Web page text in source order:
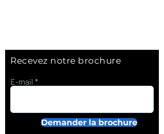
Recevez notre brochure
E-mail
Demander la brochure